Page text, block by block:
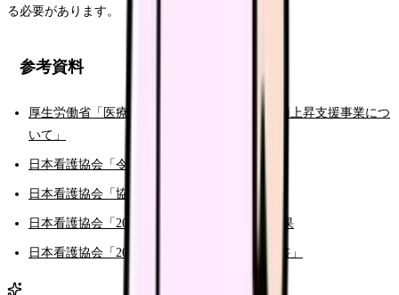
る必要があります。
参考資料
厚生労働省「医療機関等における賃上げ・物価上昇支援事業につ
いて」
日本看護協会「令和8年度診療報酬改定」
日本看護協会「協会ニュース 2026年5月号」
日本看護協会「2025年 看護職員実態調査」結果
日本看護協会「2025年看護職員実態調査報告書」